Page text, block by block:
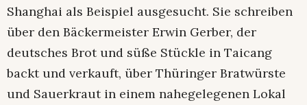
Shanghai als Beispiel ausgesucht. Sie schreiben
über den Bäckermeister Erwin Gerber, der
deutsches Brot und süße Stückle in Taicang
backt und verkauft, über Thüringer Bratwürste
und Sauerkraut in einem nahegelegenen Lokal